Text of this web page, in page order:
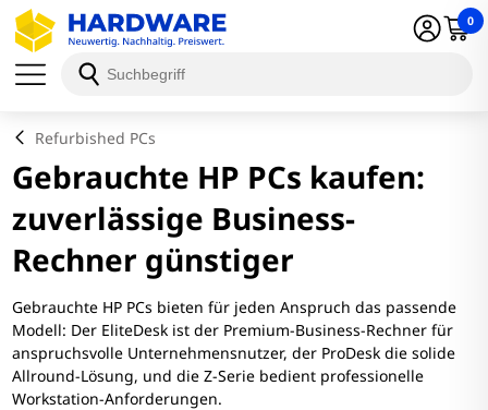
0
Refurbished PCs
Gebrauchte HP PCs kaufen:
zuverlässige Business-
Rechner günstiger
Gebrauchte HP PCs bieten für jeden Anspruch das passende
Modell: Der EliteDesk ist der Premium-Business-Rechner für
anspruchsvolle Unternehmensnutzer, der ProDesk die solide
Allround-Lösung, und die Z-Serie bedient professionelle
Workstation-Anforderungen.